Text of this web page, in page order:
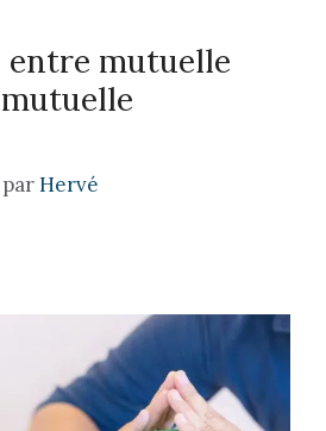
entre mutuelle
parHervé